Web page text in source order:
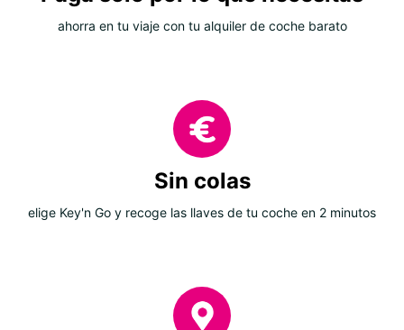
ahorra en tu viaje con tu alquiler de coche barato
Sin colas
elige Key'n Go y recoge las llaves de tu coche en 2 minutos